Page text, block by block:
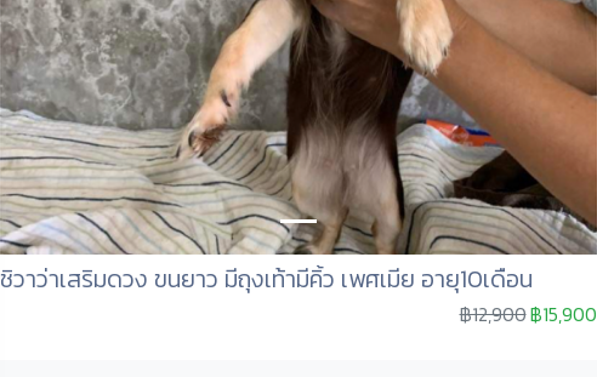
ชิวาว่าเสริมดวง ขนยาว มีถุงเท้ามีคิ้ว เพศเมีย อายุ10เดือน
฿12,900฿15,900